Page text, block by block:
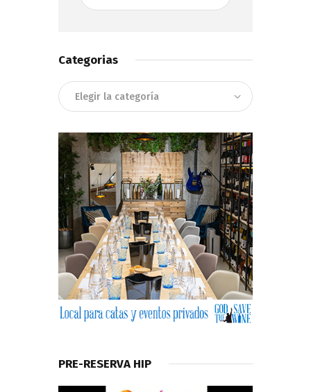
Categorias
Categorias
PRE-RESERVA HIP